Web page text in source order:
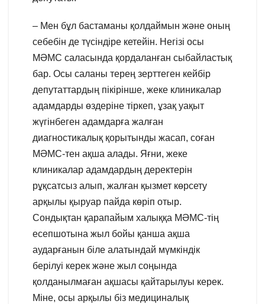
– Мен бұл бастаманы қолдаймын және оның
себебін де түсіндіре кетейін. Негізі осы
МӘМС саласында қордаланған сыбайластық
бар. Осы саланы терең зерттеген кейбір
депутаттардың пікірінше, жеке клиникалар
адамдарды өздеріне тіркеп, ұзақ уақыт
жүгінбеген адамдарға жалған
диагностикалық қорытынды жасап, соған
МӘМС-тен ақша алады. Яғни, жеке
клиникалар адамдардың деректерін
рұқсатсыз алып, жалған қызмет көрсету
арқылы қыруар пайда көріп отыр.
Сондықтан қарапайым халыққа МӘМС-тің
есепшотына жыл бойы қанша ақша
аударғанын біле алатындай мүмкіндік
берілуі керек және жыл соңында
қолданылмаған ақшасы қайтарылуы керек.
Міне, осы арқылы біз медициналық